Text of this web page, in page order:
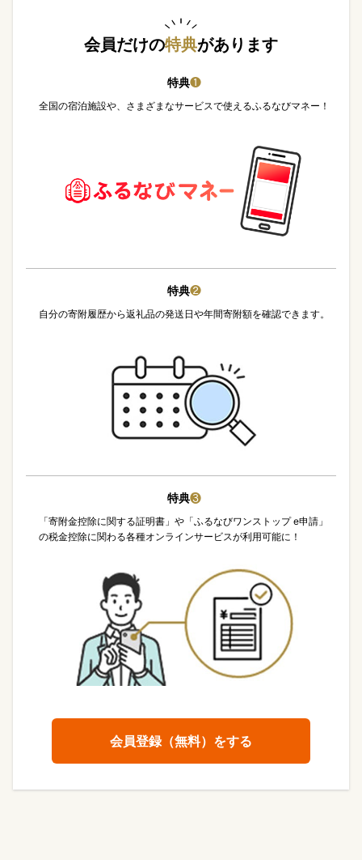
会員だけの特典があります
特典❶
全国の宿泊施設や、さまざまなサービスで使えるふるなびマネー！
特典❷
自分の寄附履歴から返礼品の発送日や年間寄附額を確認できます。
特典❸
「寄附金控除に関する証明書」や「ふるなびワンストップ e申請」
の税金控除に関わる各種オンラインサービスが利用可能に！
会員登録（無料）をする